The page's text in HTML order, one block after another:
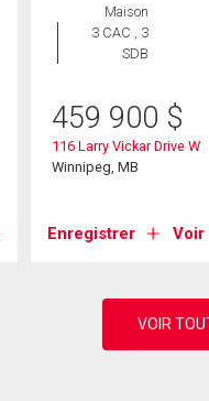
Maison
3 CAC , 3
SDB
459 900 $
116 Larry Vickar Drive W
Winnipeg, MB
Enregistrer Voir